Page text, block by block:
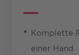
Komplette
einer Hand